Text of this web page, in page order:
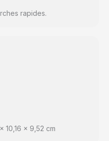
rapides.
10,16 x 9,52 cm